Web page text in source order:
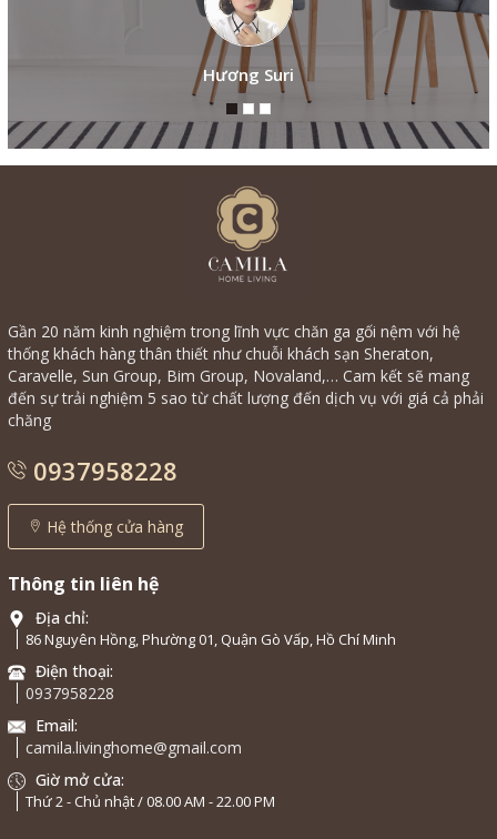
Hương Suri
Gần 20 năm kinh nghiệm trong lĩnh vực chăn ga gối nệm với hệ
thống khách hàng thân thiết như chuỗi khách sạn Sheraton,
Caravelle, Sun Group, Bim Group, Novaland,… Cam kết sẽ mang
đến sự trải nghiệm 5 sao từ chất lượng đến dịch vụ với giá cả phải
chăng
0937958228
Hệ thống cửa hàng
Thông tin liên hệ
Địa chỉ:
86 Nguyên Hồng, Phường 01, Quận Gò Vấp, Hồ Chí Minh
Điện thoại:
0937958228
Email:
camila.livinghome@gmail.com
Giờ mở cửa:
Thứ 2 - Chủ nhật / 08.00 AM - 22.00 PM